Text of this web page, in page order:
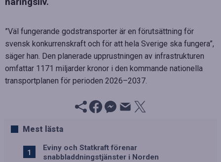
”Väl fungerande godstransporter är en förutsättning för
svensk konkurrenskraft och för att hela Sverige ska fungera”,
säger han. Den planerade upprustningen av infrastrukturen
omfattar 1171 miljarder kronor i den kommande nationella
transportplanen för perioden 2026–2037.
Mest lästa
Eviny och Statkraft förenar
snabbladdningstjänster i Norden